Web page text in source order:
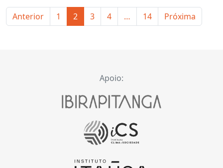
Anterior 1 2 3 4 … 14 Próxima
Apoio: